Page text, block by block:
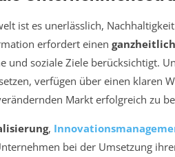
ist es unerlässlich,
erfordert einen
und soziale Ziele berücksichtigt.
verfügen über einen klaren
Markt erfolgreich zu
,
bei der Umsetzung